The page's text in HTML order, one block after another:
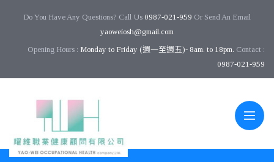
Do You Have Any Questions? Call Us 0987-021-959 Or Send An Email
yaoweiosh@gmail.com
Opening Hours : Monday to Friday (週一至週五)- 8am. to 18pm. Contact :
0987-021-959